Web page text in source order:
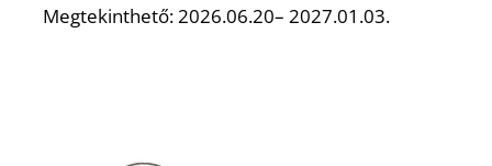
Megtekinthető: 2026.06.20– 2027.01.03.